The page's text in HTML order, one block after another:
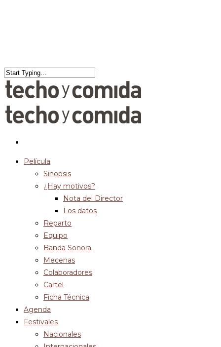
Película
Sinopsis
¿Hay motivos?
Nota del Director
Los datos
Reparto
Equipo
Banda Sonora
Mecenas
Colaboradores
Cartel
Ficha Técnica
Agenda
Festivales
Nacionales